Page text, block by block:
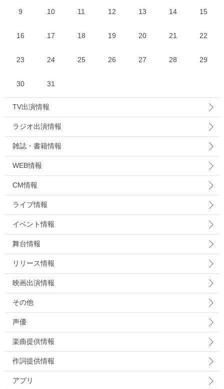
9 10 11 12 13 14 15
16 17 18 19 20 21 22
23 24 25 26 27 28 29
30 31
TV出演情報
ラジオ出演情報
雑誌・書籍情報
WEB情報
CM情報
ライブ情報
イベント情報
舞台情報
リリース情報
映画出演情報
その他
声優
楽曲提供情報
作詞提供情報
アプリ